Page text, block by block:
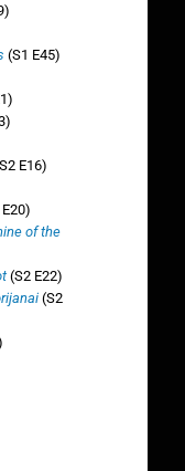
(S1 E45)
E16)
of the
(S2 E22)
(S2